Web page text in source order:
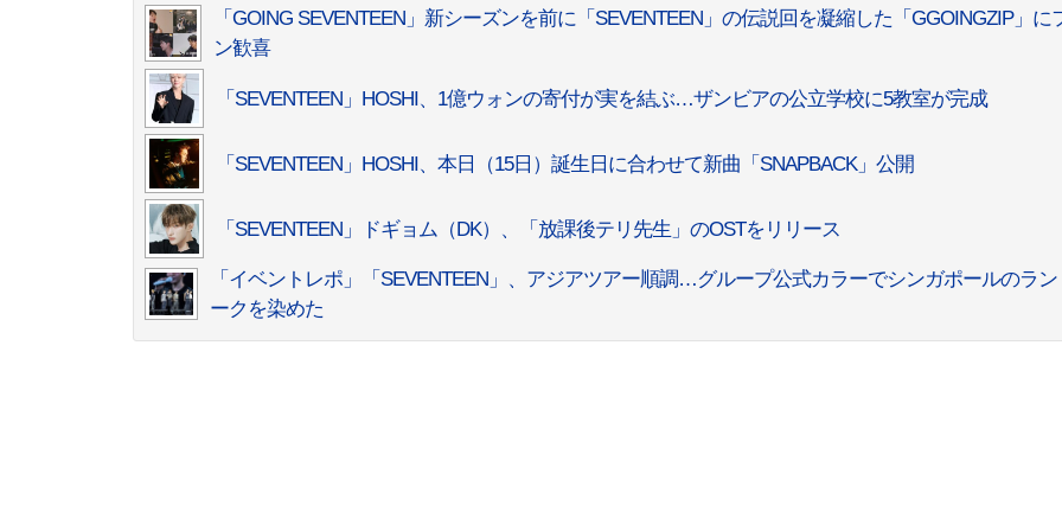
「GOING SEVENTEEN」新シーズンを前に「SEVENTEEN」の伝説回を凝縮した「GGOINGZIP」に
ン歓喜
「SEVENTEEN」HOSHI、1億ウォンの寄付が実を結ぶ…ザンビアの公立学校に5教室が完成
「SEVENTEEN」HOSHI、本日（15日）誕生日に合わせて新曲「SNAPBACK」公開
「SEVENTEEN」ドギョム（DK）、「放課後テリ先生」のOSTをリリース
「イベントレポ」「SEVENTEEN」、アジアツアー順調…グループ公式カラーでシンガポールのラン
ークを染めた